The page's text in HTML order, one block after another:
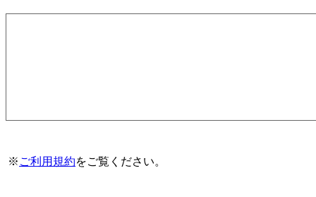
※ ご利用規約をご覧ください。